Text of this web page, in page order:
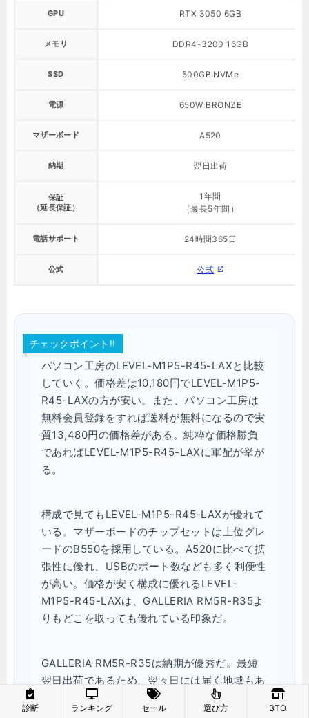
GPU RTX 3050 6GB
メモリ DDR4-3200 16GB
SSD 500GB NVMe
電源 650W BRONZE
マザーボード A520
納期 翌日出荷
保証
（延長保証）
1年間
（最長5年間）
電話サポート 24時間365日
公式 公式
チェックポイント!!
パソコン工房のLEVEL-M1P5-R45-LAXと比較
していく。価格差は10,180円でLEVEL-M1P5-
R45-LAXの方が安い。また、パソコン工房は
無料会員登録をすれば送料が無料になるので実
質13,480円の価格差がある。純粋な価格勝負
であればLEVEL-M1P5-R45-LAXに軍配が挙が
る。
構成で見てもLEVEL-M1P5-R45-LAXが優れて
いる。マザーボードのチップセットは上位グレ
ードのB550を採用している。A520に比べて拡
張性に優れ、USBのポート数なども多く利便性
が高い。価格が安く構成に優れるLEVEL-
M1P5-R45-LAXは、GALLERIA RM5R-R35よ
りもどこを取っても優れている印象だ。
GALLERIA RM5R-R35は納期が優秀だ。最短
翌日出荷であるため、翌々日には届く地域もあ
る。LEVEL-M1P5-R45-LAXは2～7日後に出荷
だ。GALLERIA RM5R-R35と比べると少し遅
診断 ランキング セール 選び方 BTO